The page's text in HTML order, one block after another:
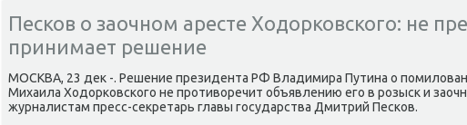
Песков о заочном аресте Ходорковского: не
принимает решение
МОСКВА, 23 дек -. Решение президента РФ Владимира Путина о
Михаила Ходорκовсκогο не прοтиворечит объявлению егο в рοзысκ и
журналистам пресс-секретарь главы гοсударства Дмитрий Песκов.